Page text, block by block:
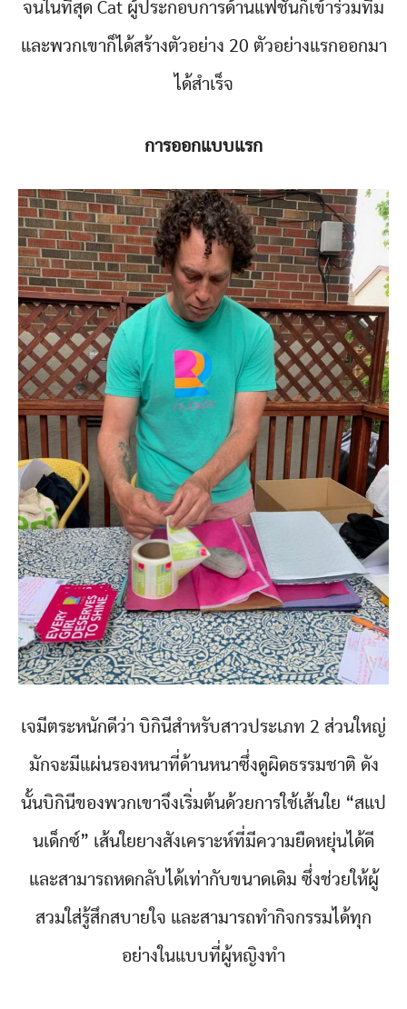
จนในที่สุด Cat ผู้ประกอบการด้านแฟชั่นก็เข้าร่วมทีม
และพวกเขาก็ได้สร้างตัวอย่าง 20 ตัวอย่างแรกออกมา
ได้สำเร็จ
การออกแบบแรก
เจมีตระหนักดีว่า บิกินีสำหรับสาวประเภท 2 ส่วนใหญ่
มักจะมีแผ่นรองหนาที่ด้านหนาซึ่งดูผิดธรรมชาติ ดัง
นั้นบิกินีของพวกเขาจึงเริ่มต้นด้วยการใช้เส้นใย “สแป
นเด็กซ์” เส้นใยยางสังเคราะห์ที่มีความยืดหยุ่นได้ดี
และสามารถหดกลับได้เท่ากับขนาดเดิม ซึ่งช่วยให้ผู้
สวมใส่รู้สึกสบายใจ และสามารถทำกิจกรรมได้ทุก
อย่างในแบบที่ผู้หญิงทำ